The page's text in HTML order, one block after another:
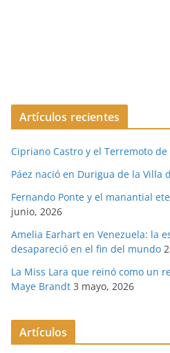
Artículos recientes
Cipriano Castro y el Terremoto de
Páez nació en Durigua de la Villa
Fernando Ponte y el manantial
junio, 2026
Amelia Earhart en Venezuela: la
desapareció en el fin del mundo
La Miss Lara que reinó como un
Maye Brandt 3 mayo, 2026
Artículos